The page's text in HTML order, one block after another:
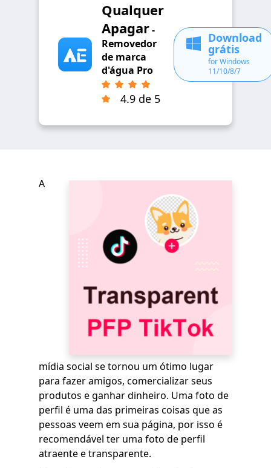
Qualquer
Apagar-
Removedor
de marca
d'água Pro
4.9 de 5
Download
grátis
for Windows
11/10/8/7
A
mídia social se tornou um ótimo lugar
para fazer amigos, comercializar seus
produtos e ganhar dinheiro. Uma foto de
perfil é uma das primeiras coisas que as
pessoas veem em sua página, por isso é
recomendável ter uma foto de perfil
atraente e transparente.